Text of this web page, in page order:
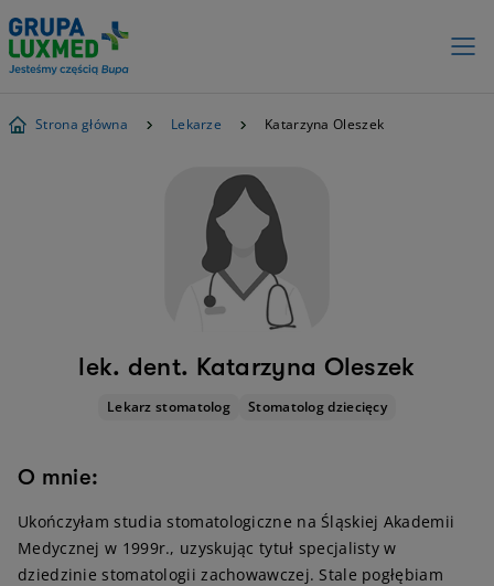
Strona główna Lekarze Katarzyna Oleszek
lek. dent. Katarzyna Oleszek
Lekarz stomatolog Stomatolog dziecięcy
O mnie:
Ukończyłam studia stomatologiczne na Śląskiej Akademii
Medycznej w 1999r., uzyskując tytuł specjalisty w
dziedzinie stomatologii zachowawczej. Stale pogłębiam